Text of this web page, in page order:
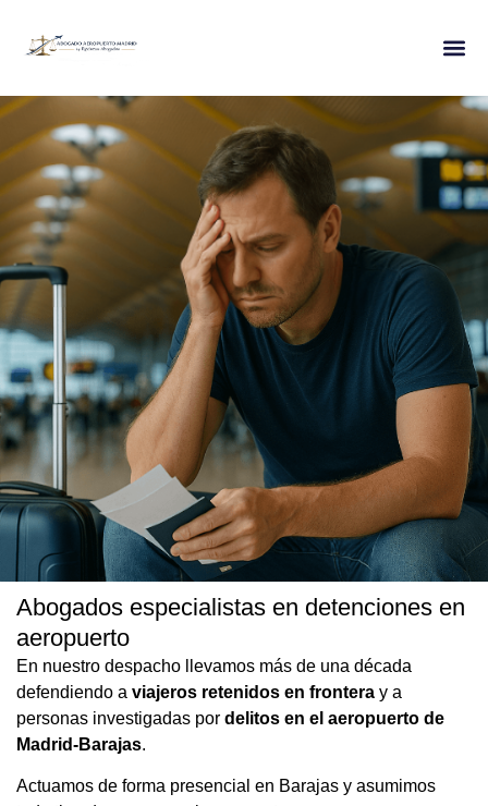
Abogado experto en detenciones e
inadmisiones en el Aeropuerto de
Madrid-Barajas
¿Has sido retenido, inadmitido o detenido en el aeropuerto de
Madrid-Barajas? Confía en nuestros abogados penalistas y de
asistencia legal inmediata, 24/7 y sin compromiso, tanto si eres
Abogados especialistas en detenciones en
aeropuerto
En nuestro despacho llevamos más de una década
defendiendo a viajeros retenidos en frontera y a
personas investigadas por delitos en el aeropuerto de
Madrid-Barajas.
Actuamos de forma presencial en Barajas y asumimos